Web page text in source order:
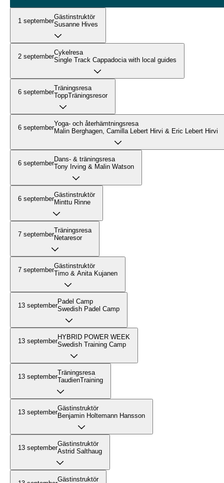
1 septemberGästinstruktör
Susanne Hives
2 septemberCykelresa
Single Track Cappadocia with local guides
6 septemberTräningsresa
ToppTräningsresor
6 septemberYoga- och återhämtningsresa
Malin Berghagen, Camilla Lebert Hirvi & Eric Lebert Hirvi
6 septemberDans- & träningsresa
Tony Irving & Malin Watson
6 septemberGästinstruktör
Minttu Rinne
7 septemberTräningsresa
Netaresor
7 septemberGästinstruktör
Timo & Anita Kujanen
13 septemberPadel Camp
Swedish Padel Camp
13 septemberHYBRID POWER WEEK
Swedish Training Camp
13 septemberTräningsresa
TaudienTraining
13 septemberGästinstruktör
Benjamin Holtemann Hansson
13 septemberGästinstruktör
Astrid Salthaug
Gästinstruktör